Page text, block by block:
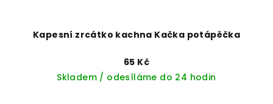
Kapesní zrcátko kachna Kačka potápěčka
65 Kč
Skladem / odesíláme do 24 hodin